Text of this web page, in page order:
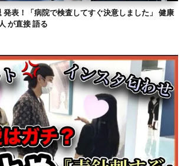
発表！「病院で検査してすぐ決意しました」 健康
が直接 語る